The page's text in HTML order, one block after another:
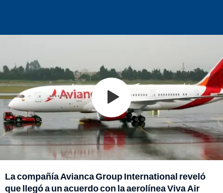
La compañía Avianca Group International reveló
que llegó a un acuerdo con la aerolínea Viva Air